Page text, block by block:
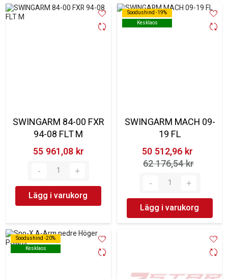
SWINGARM 84-00 FXR
94-08 FLT M
55 961,08 kr‎
Lägg i varukorg
Soodushind -19%
Kesklaos
Soodushind -19%
Kesklaos
SWINGARM MACH 09-
19 FL
50 512,96 kr‎
62 176,54 kr‎
Lägg i varukorg
Soodushind -20%
Kesklaos
Soodushind -20%
Kesklaos